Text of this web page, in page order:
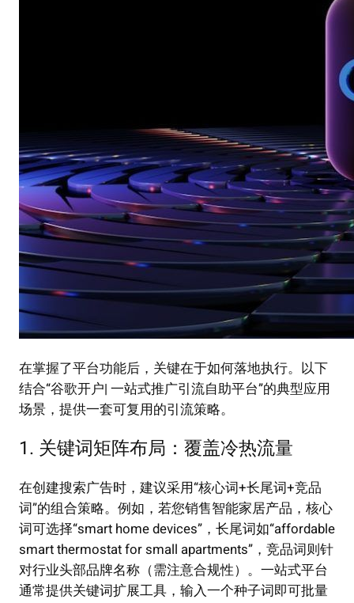
在掌握了平台功能后，关键在于如何落地执行。以下
结合“谷歌开户| 一站式推广引流自助平台”的典型应用
场景，提供一套可复用的引流策略。
1. 关键词矩阵布局：覆盖冷热流量
在创建搜索广告时，建议采用“核心词+长尾词+竞品
词”的组合策略。例如，若您销售智能家居产品，核心
词可选择“smart home devices”，长尾词如“affordable
smart thermostat for small apartments”，竞品词则针
对行业头部品牌名称（需注意合规性）。一站式平台
通常提供关键词扩展工具，输入一个种子词即可批量